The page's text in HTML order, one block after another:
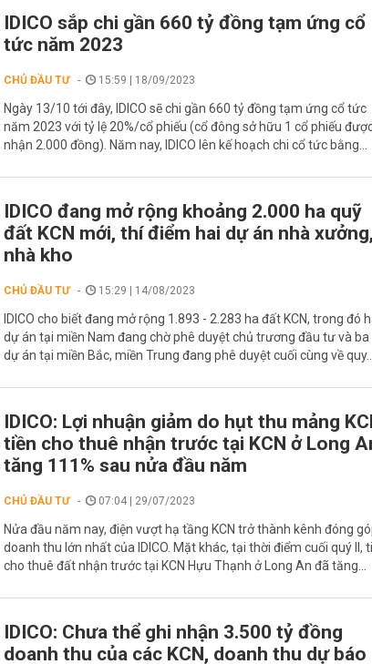
IDICO sắp chi gần 660 tỷ đồng tạm ứng cổ
tức năm 2023
CHỦ ĐẦU TƯ 15:59 | 18/09/2023
Ngày 13/10 tới đây, IDICO sẽ chi gần 660 tỷ đồng tạm ứng cổ tức
năm 2023 với tỷ lệ 20%/cổ phiếu (cổ đông sở hữu 1 cổ phiếu
nhận 2.000 đồng). Năm nay, IDICO lên kế hoạch chi cổ tức bằng...
IDICO đang mở rộng khoảng 2.000 ha quỹ
đất KCN mới, thí điểm hai dự án nhà xưởng,
nhà kho
CHỦ ĐẦU TƯ 15:29 | 14/08/2023
IDICO cho biết đang mở rộng 1.893 - 2.283 ha đất KCN, trong đó
dự án tại miền Nam đang chờ phê duyệt chủ trương đầu tư và ba
dự án tại miền Bắc, miền Trung đang phê duyệt cuối cùng về quy...
IDICO: Lợi nhuận giảm do hụt thu mảng
tiền cho thuê nhận trước tại KCN ở Long
tăng 111% sau nửa đầu năm
CHỦ ĐẦU TƯ 07:04 | 29/07/2023
Nửa đầu năm nay, điện vượt hạ tầng KCN trở thành kênh đóng
doanh thu lớn nhất của IDICO. Mặt khác, tại thời điểm cuối quý II,
cho thuê đất nhận trước tại KCN Hựu Thạnh ở Long An đã tăng...
IDICO: Chưa thể ghi nhận 3.500 tỷ đồng
doanh thu của các KCN, doanh thu dự báo